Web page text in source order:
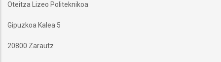
Oteitza Lizeo Politeknikoa
Gipuzkoa Kalea 5
20800 Zarautz